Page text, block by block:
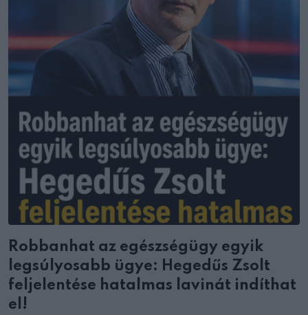
Robbanhat az egészségügy egyik
legsúlyosabb ügye: Hegedűs Zsolt
feljelentése hatalmas lavinát indíthat
el!